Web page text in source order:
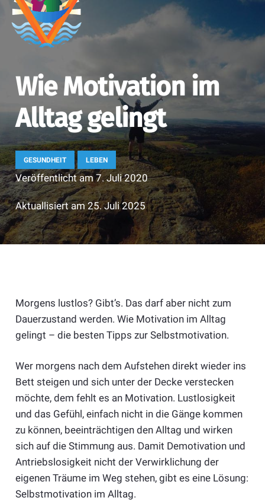
Wie Motivation im
Alltag gelingt
GESUNDHEIT LEBEN
Veröffentlicht am7. Juli 2020
Aktuallisiert am25. Juli 2025
Morgens lustlos? Gibt’s. Das darf aber nicht zum
Dauerzustand werden. Wie Motivation im Alltag
gelingt – die besten Tipps zur Selbstmotivation.
Wer morgens nach dem Aufstehen direkt wieder ins
Bett steigen und sich unter der Decke verstecken
möchte, dem fehlt es an Motivation. Lustlosigkeit
und das Gefühl, einfach nicht in die Gänge kommen
zu können, beeinträchtigen den Alltag und wirken
sich auf die Stimmung aus. Damit Demotivation und
Antriebslosigkeit nicht der Verwirklichung der
eigenen Träume im Weg stehen, gibt es eine Lösung:
Selbstmotivation im Alltag.